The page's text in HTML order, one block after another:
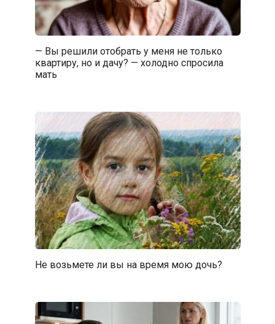
— Вы решили отобрать у меня не только
квартиру, но и дачу? — холодно спросила
мать
Не возьмете ли вы на время мою дочь?